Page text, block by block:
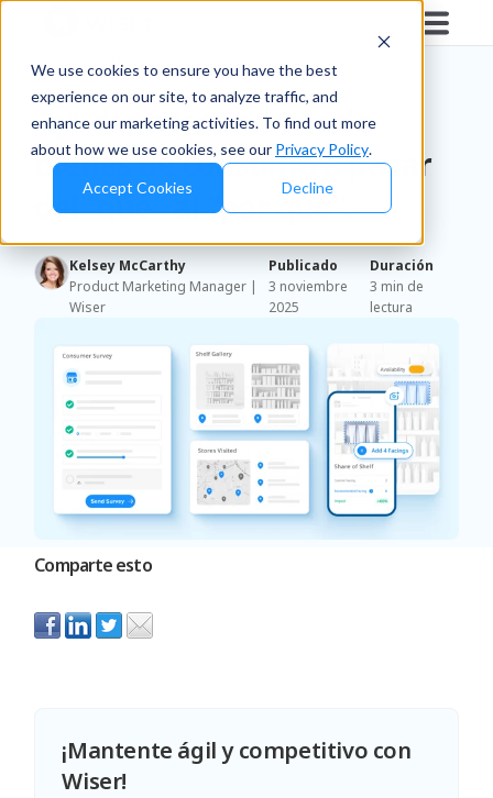
We use cookies to ensure you have the best
experience on our site, to analyze traffic, and
enhance our marketing activities. To find out more
about how we use cookies, see our Privacy Policy.
Accept Cookies Decline
Ayudar a las marcas de
bienes de consumo a pasar
del "qué" al "por qué".
Kelsey McCarthy
Product Marketing Manager |
Wiser
Publicado
3 noviembre
2025
Duración
3 min de
lectura
Comparte esto
¡Mantente ágil y competitivo con
Wiser!